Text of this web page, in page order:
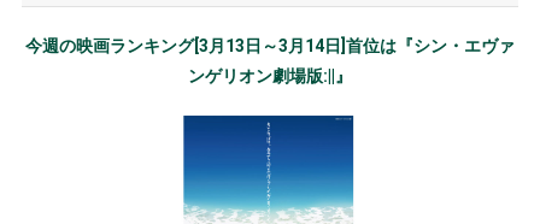
今週の映画ランキング[3月13日～3月14日]首位は『シン・エヴァ
ンゲリオン劇場版:||』